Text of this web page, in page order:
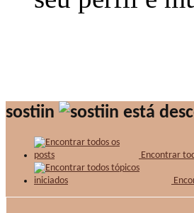
sostiin
Encontrar